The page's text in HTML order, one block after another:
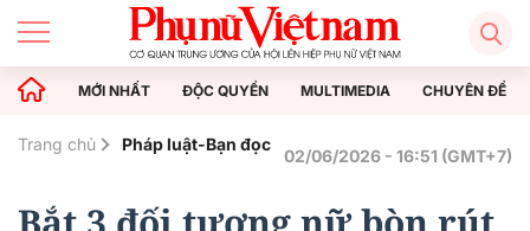
MỚI NHẤT ĐỘC QUYỀN MULTIMEDIA CHUYÊN ĐỀ
Trang chủ Pháp luật-Bạn đọc
02/06/2026 - 16:51 (GMT+7)